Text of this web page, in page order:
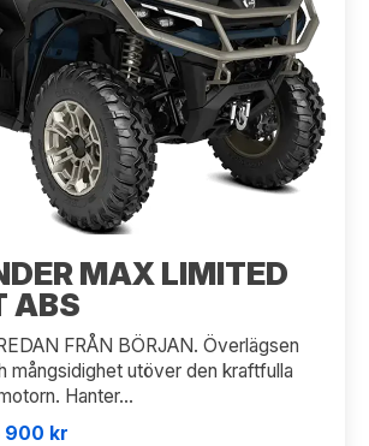
MAX LIMITED
ABS
FRÅN BÖRJAN. Överlägsen
mångsidighet utöver den kraftfulla
Hanter...
900 kr